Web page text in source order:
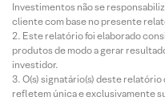
Investimentos não se
cliente com base no presente
Este relatório foi elaborado
produtos de modo a gerar
investidor.
O(s) signatário(s) deste
refletem única e exclusivamente